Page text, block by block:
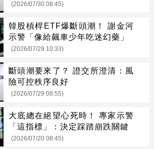
(2026/07/30 08:45)
韓股槓桿ETF爆斷頭潮！ 謝金河
示警「像給飆車少年吃迷幻藥」
(2026/07/29 10:33)
斷頭潮要來了？ 證交所澄清：風
險可控秩序良好
(2026/07/29 08:55)
大底總在絕望心死時！ 專家示警
「這指標」：決定踩踏崩跌關鍵
(2026/07/20 08:45)